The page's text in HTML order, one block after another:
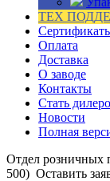
ТЕХ
Оплата
Доставка
О заводе
Контакты
Стать
Новости
Полная
Отдел розничных
500) Оставить